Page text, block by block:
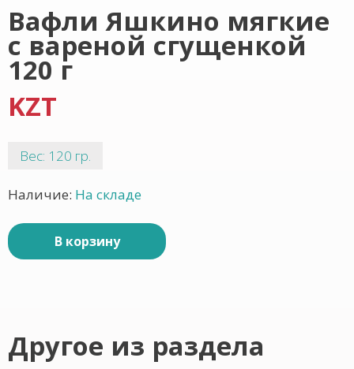
Вафли Яшкино мягкие
с вареной сгущенкой
120 г
KZT
Вес: 120 гр.
Наличие: На складе
В корзину
Другое из раздела